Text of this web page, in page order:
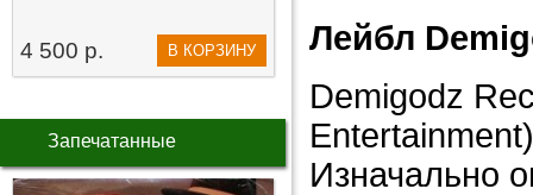
4 500 р. В КОРЗИНУ
Запечатанные
Лейбл
Demigodz
Изначально